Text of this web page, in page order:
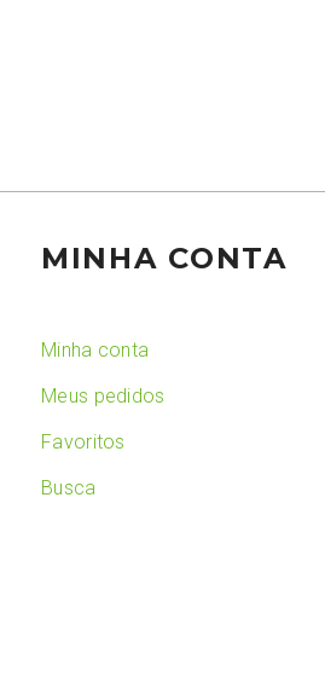
MINHA CONTA
Minha conta
Meus pedidos
Favoritos
Busca